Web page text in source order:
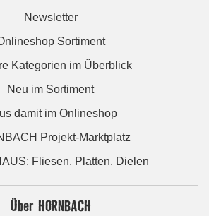
Newsletter
Sortiment
Kategorien im Überblick
Neu im Sortiment
damit im Onlineshop
Projekt-Marktplatz
Fliesen. Platten. Dielen
Über HORNBACH